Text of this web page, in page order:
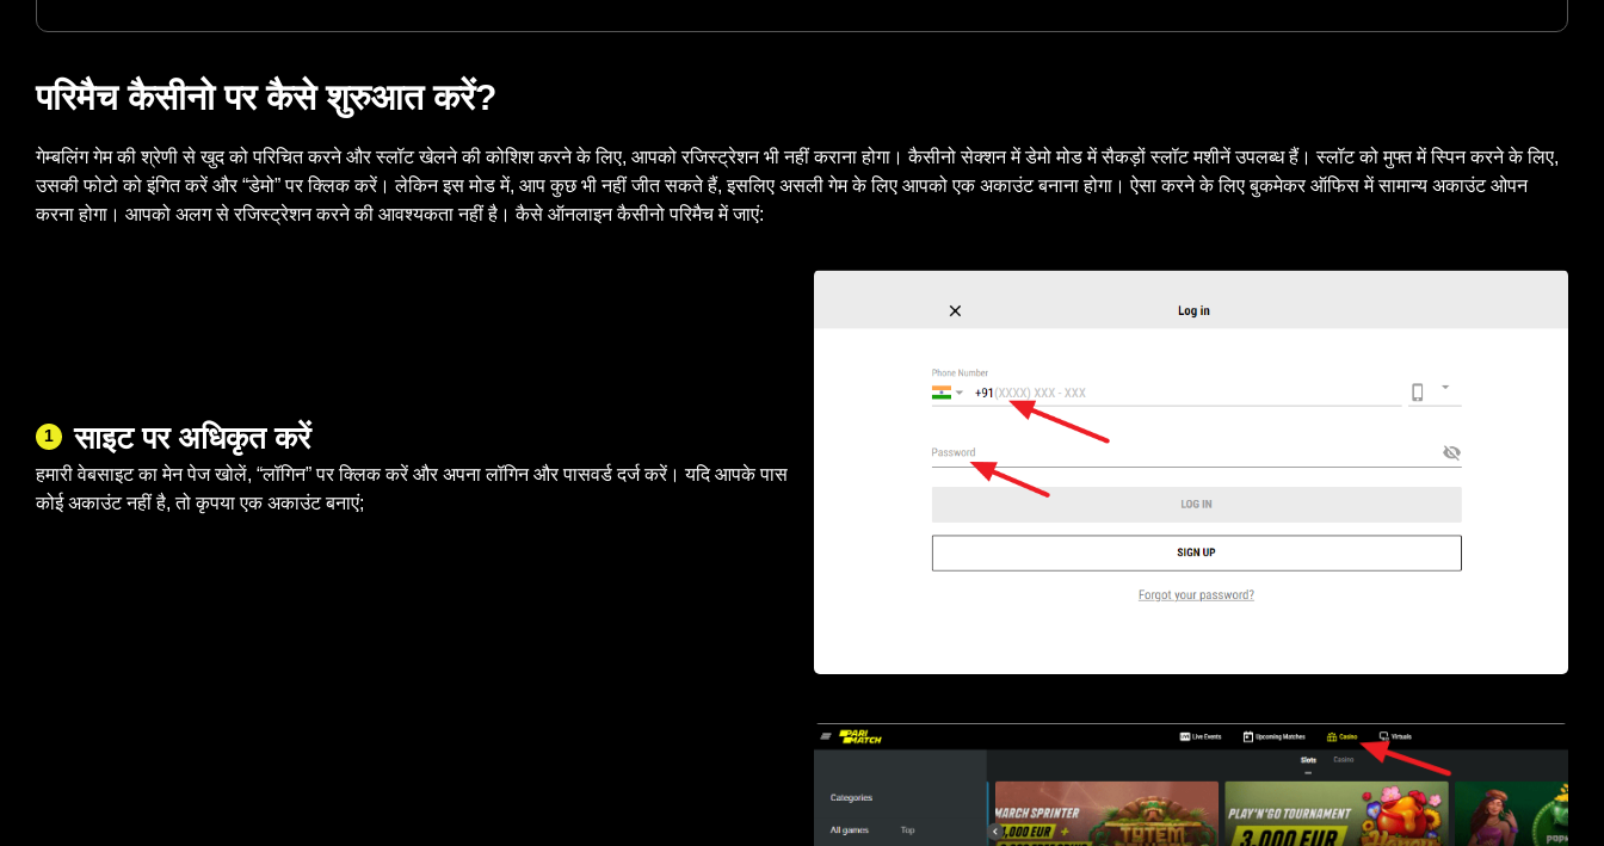
परिमैच कैसीनो पर कैसे शुरुआत करें?
गेम्बलिंग गेम की श्रेणी से खुद को परिचित करने और स्लॉट खेलने की कोशिश करने के लिए, आपको रजिस्ट्रेशन भी नहीं कराना होगा। कैसीनो सेक्शन में डेमो मोड में सैकड़ों स्लॉट मशीनें उपलब्ध हैं। स्लॉट को मुफ्त में स्पिन करने के लिए,
उसकी फोटो को इंगित करें और “डेमो” पर क्लिक करें। लेकिन इस मोड में, आप कुछ भी नहीं जीत सकते हैं, इसलिए असली गेम के लिए आपको एक अकाउंट बनाना होगा। ऐसा करने के लिए बुकमेकर ऑफिस में सामान्य अकाउंट ओपन
करना होगा। आपको अलग से रजिस्ट्रेशन करने की आवश्यकता नहीं है। कैसे ऑनलाइन कैसीनो परिमैच में जाएं:
1 साइट पर अधिकृत करें
हमारी वेबसाइट का मेन पेज खोलें, “लॉगिन” पर क्लिक करें और अपना लॉगिन और पासवर्ड दर्ज करें। यदि आपके पास
कोई अकाउंट नहीं है, तो कृपया एक अकाउंट बनाएं;